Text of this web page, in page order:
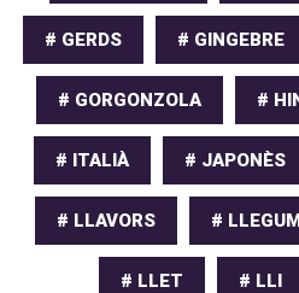
# GERDS # GINGEBRE
# GORGONZOLA #
# ITALIÀ # JAPONÈS
# LLAVORS #
# LLET # LLI